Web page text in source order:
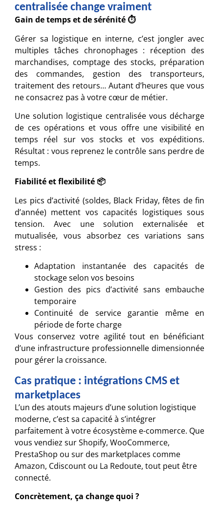
centralisée change vraiment
Gain de temps et de sérénité⏱️
Gérer sa logistique en interne, c’est jongler avec
multiples tâches chronophages : réception des
marchandises, comptage des stocks, préparation
des commandes, gestion des transporteurs,
traitement des retours… Autant d’heures que vous
ne consacrez pas à votre cœur de métier.
Une solution logistique centralisée vous décharge
de ces opérations et vous offre une visibilité en
temps réel sur vos stocks et vos expéditions.
Résultat : vous reprenez le contrôle sans perdre de
temps.
Fiabilité et flexibilité 📦
Les pics d’activité (soldes, Black Friday, fêtes de fin
d’année) mettent vos capacités logistiques sous
tension. Avec une solution externalisée et
mutualisée, vous absorbez ces variations sans
stress :
Adaptation instantanée des capacités de
stockage selon vos besoins
Gestion des pics d’activité sans embauche
temporaire
Continuité de service garantie même en
période de forte charge
Vous conservez votre agilité tout en bénéficiant
d’une infrastructure professionnelle dimensionnée
pour gérer la croissance.
Cas pratique : intégrations CMS et
marketplaces
L’un des atouts majeurs d’une solution logistique
moderne, c’est sa capacité à s’intégrer
parfaitement à votre écosystème e-commerce. Que
vous vendiez sur Shopify, WooCommerce,
PrestaShop ou sur des marketplaces comme
Amazon, Cdiscount ou La Redoute, tout peut être
connecté.
Concrètement, ça change quoi ?